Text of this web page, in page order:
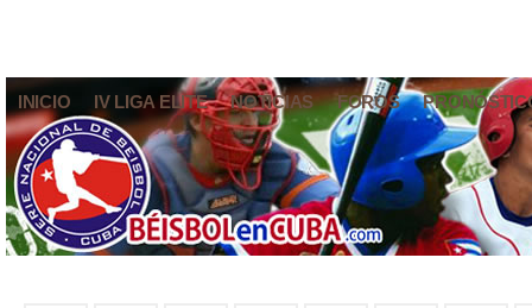
INICIO IV LIGA ELITE NOTICIAS FOROS